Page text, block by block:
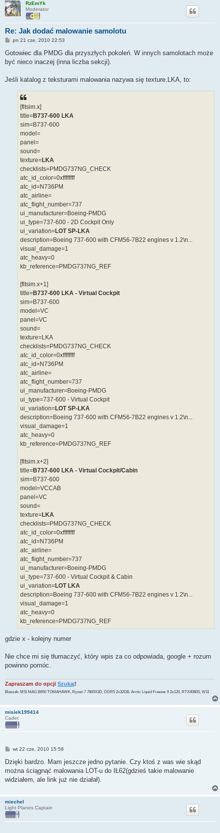
RzEmYk
Moderator
Re: Jak dodać malowanie samolotu
P
s
pn 21 cze, 2010 22:53
Gotowiec dla PMDG dla przyszłych pokoleń. W innych samolotach może
być nieco inaczej (inna liczba sekcji).
Jeśli katalog z teksturami malowania nazywa się texture.LKA, to:
[fltsim.x]
title=B737-600 LKA
sim=B737-600
model=
panel=
sound=
texture=LKA
checklists=PMDG737NG_CHECK
atc_id_color=0xffffffff
atc_id=N736PM
atc_airline=
atc_flight_number=737
ui_manufacturer=Boeing-PMDG
ui_type=737-600 - 2D Cockpit Only
ui_variation=LOT SP-LKA
description=Boeing 737-600 with CFM56-7B22 engines v 1.2\n...
visual_damage=1
atc_heavy=0
kb_reference=PMDG737NG_REF
[fltsim.x+1]
title=B737-600 LKA - Virtual Cockpit
sim=B737-600
model=VC
panel=VC
sound=
texture=LKA
checklists=PMDG737NG_CHECK
atc_id_color=0xffffffff
atc_id=N736PM
atc_airline=
atc_flight_number=737
ui_manufacturer=Boeing-PMDG
ui_type=737-600 - Virtual Cockpit
ui_variation=LOT SP-LKA
description=Boeing 737-600 with CFM56-7B22 engines v 1.2\n...
visual_damage=1
atc_heavy=0
kb_reference=PMDG737NG_REF
[fltsim.x+2]
title=B737-600 LKA - Virtual Cockpit/Cabin
sim=B737-600
model=VCCAB
panel=VC
sound=
texture=LKA
checklists=PMDG737NG_CHECK
atc_id_color=0xffffffff
atc_id=N736PM
atc_airline=
atc_flight_number=737
ui_manufacturer=Boeing-PMDG
ui_type=737-600 - Virtual Cockpit & Cabin
ui_variation=LOT LKA
description=Boeing 737-600 with CFM56-7B22 engines v 1.2\n...
visual_damage=1
atc_heavy=0
kb_reference=PMDG737NG_REF
gdzie x - kolejny numer
Nie chce mi się tłumaczyć, który wpis za co odpowiada, google + rozum
powinno pomóc.
Zapraszam do opcji Szukaj!
Blaszak: MSI MAG B650 TOMAHAWK, Ryzen 7 7800X3D, DDR5 2x32GB, Arctic Liquid Freezer II 2x120, RTX4080S, W11
misiek199414
Cadet
P
s
wt 22 cze, 2010 15:58
Dzięki bardzo. Mam jeszcze jedno pytanie. Czy ktoś z was wie skąd
można ściągnąć malowania LOT-u do IŁ62(gdzieś takie malowanie
widziałem, ale link już nie działał).
miechel
Light Planes Captain